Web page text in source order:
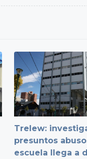
Trelew:
presuntos
escuela llega a